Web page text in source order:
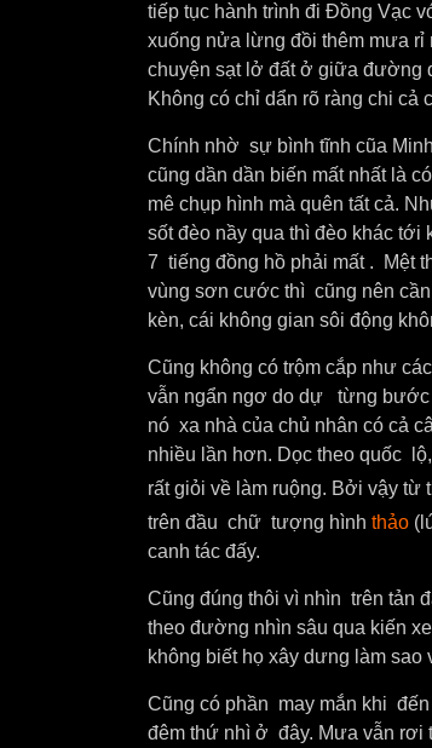
tiếp tục hành trình đi Đồng Vạc
xuống nửa lừng đồi thêm mưa
chuyện sạt lở đất ở giữa đường
Không có chỉ dẩn rõ ràng chi cả
Chính nhờ sự bình tĩnh cũa
cũng dần dần biến mất nhất là
mê chụp hình mà quên tất cả.
sốt đèo nầy qua thì đèo khác tới
7 tiếng đồng hồ phải mất . Mệt
vùng sơn cước thì cũng nên
kèn, cái không gian sôi động
Cũng không có trộm cắp như
vẫn ngẩn ngơ do dự từng bước
nó xa nhà của chủ nhân có cả
nhiều lần hơn. Dọc theo quốc
rất giỏi về làm ruộng. Bởi vậy
trên đầu chữ tượng hình thảo
canh tác đấy.
Cũng đúng thôi vì nhìn trên tản
theo đường nhìn sâu qua kiến
không biết họ xây dưng làm sao
Cũng có phần may mắn khi
đêm thứ nhì ở đây. Mưa vẫn rơi